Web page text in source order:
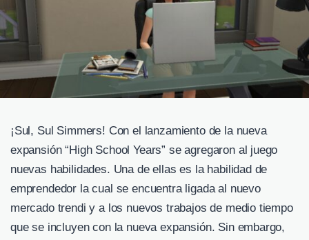
¡Sul, Sul Simmers! Con el lanzamiento de la nueva
expansión “High School Years” se agregaron al juego
nuevas habilidades. Una de ellas es la habilidad de
emprendedor la cual se encuentra ligada al nuevo
mercado trendi y a los nuevos trabajos de medio tiempo
que se incluyen con la nueva expansión. Sin embargo,